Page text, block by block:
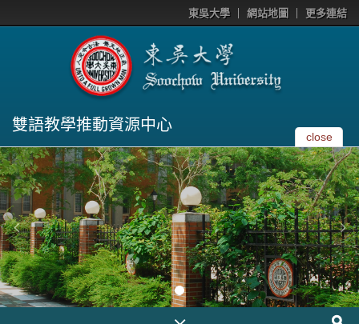
東吳大學 網站地圖 更多連結
雙語教學推動資源中心
close